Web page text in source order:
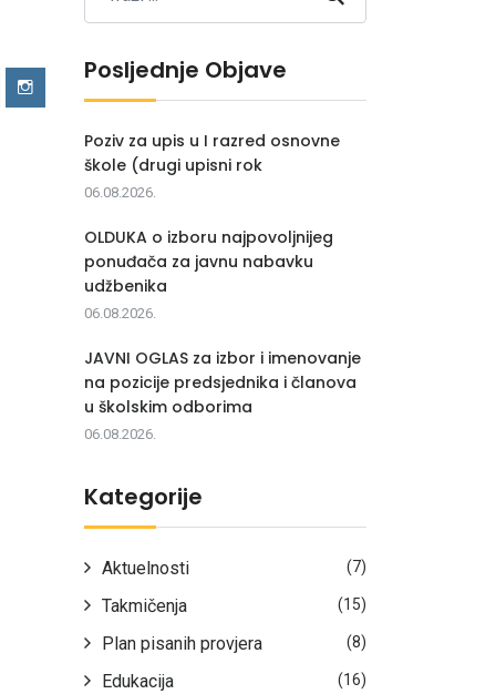
Posljednje Objave
Poziv za upis u I razred osnovne
škole (drugi upisni rok
06.08.2026.
OLDUKA o izboru najpovoljnijeg
ponuđača za javnu nabavku
udžbenika
06.08.2026.
JAVNI OGLAS za izbor i imenovanje
na pozicije predsjednika i članova
u školskim odborima
06.08.2026.
Kategorije
Aktuelnosti (7)
Takmičenja (15)
Plan pisanih provjera (8)
Edukacija (16)